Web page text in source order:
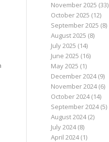
November 2025 (33)
October 2025 (12)
September 2025 (8)
August 2025 (8)
July 2025 (14)
June 2025 (16)
May 2025 (1)
December 2024(9)
November 2024(6)
October 2024(14)
September 2024(5)
August 2024(2)
July 2024(8)
April 2024(1)